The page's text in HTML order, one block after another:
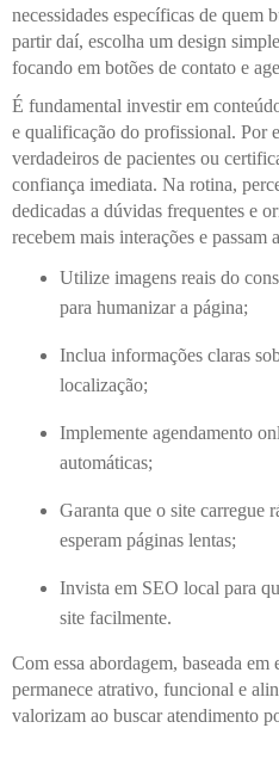
necessidades específicas de quem
partir daí, escolha um design
focando em botões de contato e
É fundamental investir em
e qualificação do profissional. Por
verdadeiros de pacientes ou
confiança imediata. Na rotina,
dedicadas a dúvidas frequentes e
recebem mais interações e passam
Utilize imagens reais do
para humanizar a página;
Inclua informações claras
localização;
Implemente agendamento
automáticas;
Garanta que o site carregue
esperam páginas lentas;
Invista em SEO local para
site facilmente.
Com essa abordagem, baseada em
permanece atrativo, funcional e
valorizam ao buscar atendimento